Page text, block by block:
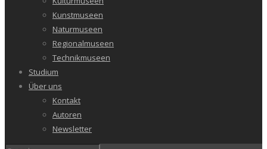
Kunstmuseen
Naturmuseen
Regionalmuseen
Technikmuseen
Studium
Über uns
Kontakt
Autoren
Newsletter